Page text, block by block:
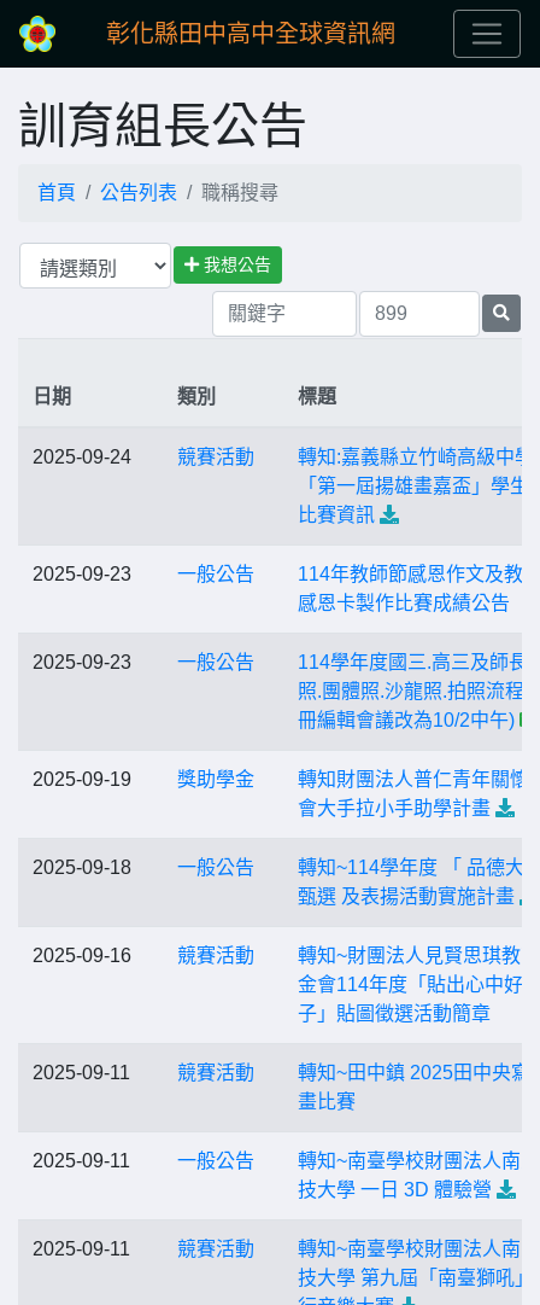
彰化縣田中高中全球資訊網
訓育組長公告
首頁 公告列表 職稱搜尋
我想公告
日期 類別 標題
2025-09-24 競賽活動
轉知:嘉義縣立竹崎高級中學
「第一屆揚雄畫嘉盃」學生
比賽資訊
2025-09-23 一般公告
114年教師節感恩作文及教
感恩卡製作比賽成績公告
2025-09-23 一般公告
114學年度國三.高三及師長
照.團體照.沙龍照.拍照流程
冊編輯會議改為10/2中午)
2025-09-19 獎助學金
轉知財團法人普仁青年關懷
會大手拉小手助學計畫
2025-09-18 一般公告
轉知~114學年度 「 品德大
甄選 及表揚活動實施計畫
2025-09-16 競賽活動
轉知~財團法人見賢思琪教
金會114年度「貼出心中好
子」貼圖徵選活動簡章
2025-09-11 競賽活動
轉知~田中鎮 2025田中央寫
畫比賽
2025-09-11 一般公告
轉知~南臺學校財團法人南
技大學 一日 3D 體驗營
2025-09-11 競賽活動
轉知~南臺學校財團法人南
技大學 第九屆「南臺獅吼」